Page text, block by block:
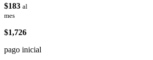
$183 al
mes
$1,726
pago inicial